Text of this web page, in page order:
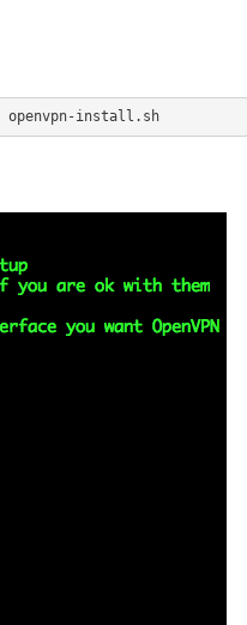
install.sh